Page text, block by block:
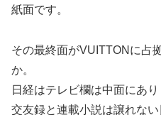
紙面です。
その最終面がVUITTONに占
か。
日経はテレビ欄は中面にあ
交友録と連載小説は譲れない